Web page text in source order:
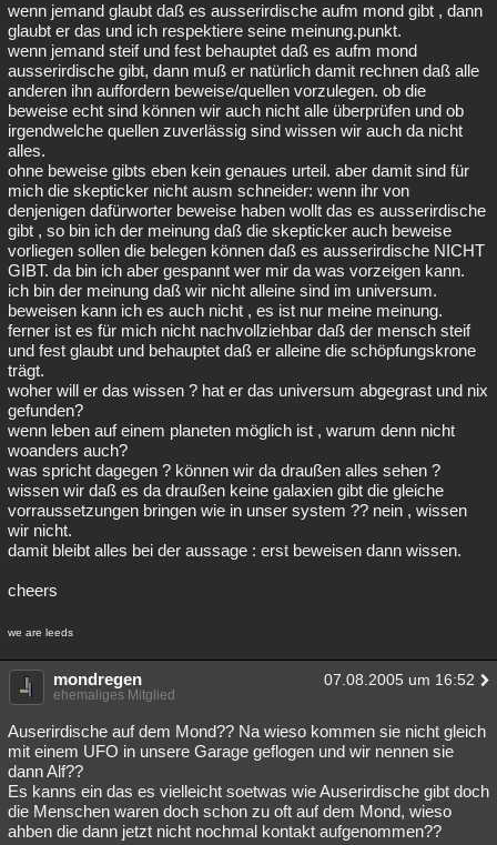
wenn jemand glaubt daß es ausserirdische aufm mond gibt , dann
glaubt er das und ich respektiere seine meinung.punkt.
wenn jemand steif und fest behauptet daß es aufm mond
ausserirdische gibt, dann muß er natürlich damit rechnen daß alle
anderen ihn auffordern beweise/quellen vorzulegen. ob die
beweise echt sind können wir auch nicht alle überprüfen und ob
irgendwelche quellen zuverlässig sind wissen wir auch da nicht
alles.
ohne beweise gibts eben kein genaues urteil. aber damit sind für
mich die skepticker nicht ausm schneider: wenn ihr von
denjenigen dafürworter beweise haben wollt das es ausserirdische
gibt , so bin ich der meinung daß die skepticker auch beweise
vorliegen sollen die belegen können daß es ausserirdische NICHT
GIBT. da bin ich aber gespannt wer mir da was vorzeigen kann.
ich bin der meinung daß wir nicht alleine sind im universum.
beweisen kann ich es auch nicht , es ist nur meine meinung.
ferner ist es für mich nicht nachvollziehbar daß der mensch steif
und fest glaubt und behauptet daß er alleine die schöpfungskrone
trägt.
woher will er das wissen ? hat er das universum abgegrast und nix
gefunden?
wenn leben auf einem planeten möglich ist , warum denn nicht
woanders auch?
was spricht dagegen ? können wir da draußen alles sehen ?
wissen wir daß es da draußen keine galaxien gibt die gleiche
vorraussetzungen bringen wie in unser system ?? nein , wissen
wir nicht.
damit bleibt alles bei der aussage : erst beweisen dann wissen.
cheers
we are leeds
mondregen 07.08.2005 um 16:52
ehemaliges Mitglied
Auserirdische auf dem Mond?? Na wieso kommen sie nicht gleich
mit einem UFO in unsere Garage geflogen und wir nennen sie
dann Alf??
Es kanns ein das es vielleicht soetwas wie Auserirdische gibt doch
die Menschen waren doch schon zu oft auf dem Mond, wieso
ahben die dann jetzt nicht nochmal kontakt aufgenommen??